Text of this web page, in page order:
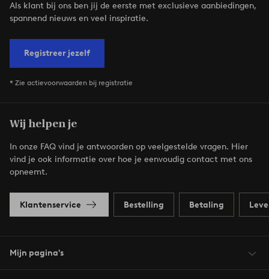
Als klant bij ons ben jij de eerste met exclusieve aanbiedingen,
spannend nieuws en veel inspiratie.
Registreer jezelf
* Zie actievoorwaarden bij registratie
Wij helpen je
In onze FAQ vind je antwoorden op veelgestelde vragen. Hier
vind je ook informatie over hoe je eenvoudig contact met ons
opneemt.
Klantenservice Bestelling Betaling
Mijn pagina's